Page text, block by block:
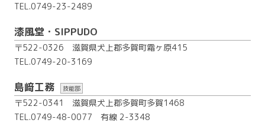
TEL.0749-23-2489
漆風堂・SIPPUDO
〒522-0326 滋賀県犬上郡多賀町霜ヶ原415
TEL.0749-20-3169
島﨑工務 技能部
〒522-0341 滋賀県犬上郡多賀町多賀1468
TEL.0749-48-0077
有線 2-3348